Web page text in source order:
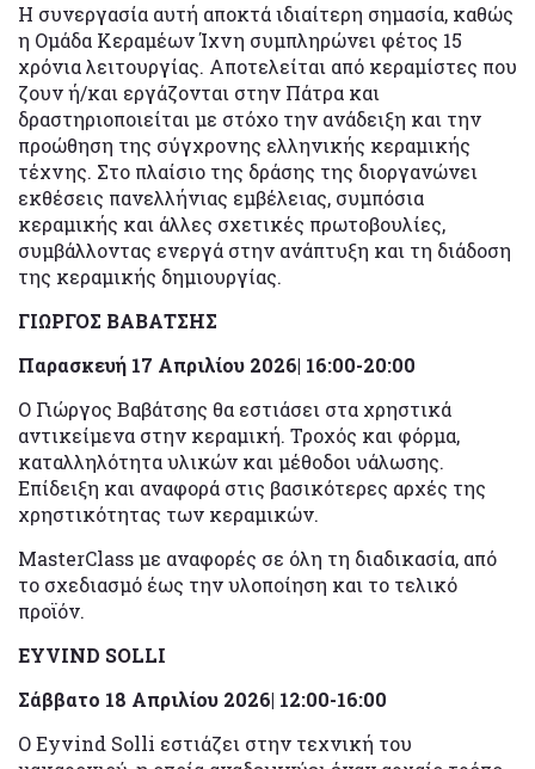
Η συνεργασία αυτή αποκτά ιδιαίτερη σημασία, καθώς
η Ομάδα Κεραμέων Ίχνη συμπληρώνει φέτος 15
χρόνια λειτουργίας. Αποτελείται από κεραμίστες που
ζουν ή/και εργάζονται στην Πάτρα και
δραστηριοποιείται με στόχο την ανάδειξη και την
προώθηση της σύγχρονης ελληνικής κεραμικής
τέχνης. Στο πλαίσιο της δράσης της διοργανώνει
εκθέσεις πανελλήνιας εμβέλειας, συμπόσια
κεραμικής και άλλες σχετικές πρωτοβουλίες,
συμβάλλοντας ενεργά στην ανάπτυξη και τη διάδοση
της κεραμικής δημιουργίας.
ΓΙΩΡΓΟΣ ΒΑΒΑΤΣΗΣ
Παρασκευή 17 Απριλίου 2026| 16:00-20:00
Ο Γιώργος Βαβάτσης θα εστιάσει στα χρηστικά
αντικείμενα στην κεραμική. Τροχός και φόρμα,
καταλληλότητα υλικών και μέθοδοι υάλωσης.
Επίδειξη και αναφορά στις βασικότερες αρχές της
χρηστικότητας των κεραμικών.
MasterClass με αναφορές σε όλη τη διαδικασία, από
το σχεδιασμό έως την υλοποίηση και το τελικό
προϊόν.
EYVIND SOLLI
Σάββατο 18 Απριλίου 2026| 12:00-16:00
Ο Eyvind Solli εστιάζει στην τεχνική του